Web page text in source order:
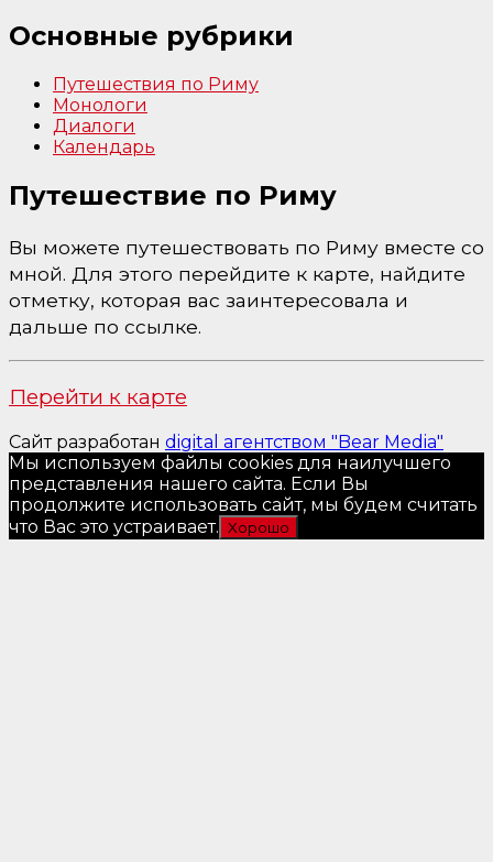
Основные рубрики
Путешествия по Риму
Монологи
Диалоги
Календарь
Путешествие по Риму
Вы можете путешествовать по Риму вместе со
мной. Для этого перейдите к карте, найдите
отметку, которая вас заинтересовала и
дальше по ссылке.
Перейти к карте
Сайт разработан digital агентством "Bear Media"
Мы используем файлы cookies для наилучшего
представления нашего сайта. Если Вы
продолжите использовать сайт, мы будем считать
что Вас это устраивает. Хорошо